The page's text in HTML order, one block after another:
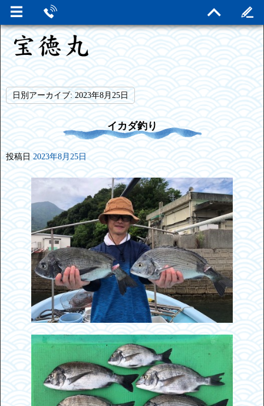
日別アーカイブ:2023年8月25日
イカダ釣り
投稿日 2023年8月25日